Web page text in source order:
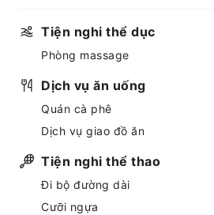
Tiện nghi thể dục
Phòng massage
Dịch vụ ăn uống
Quán cà phê
Dịch vụ giao đồ ăn
Tiện nghi thể thao
Đi bộ đường dài
Cưỡi ngựa